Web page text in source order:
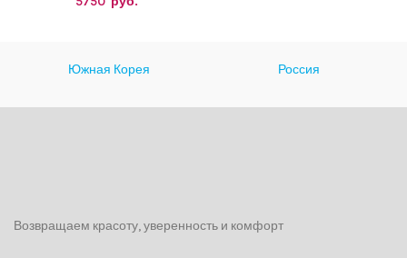
Южная Корея Россия
Возвращаем красоту, уверенность и комфорт